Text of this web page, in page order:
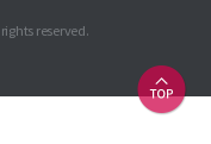
reserved.